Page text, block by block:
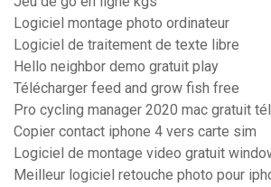
Logiciel montage photo ordinateur
Logiciel de traitement de texte libre
Hello neighbor demo gratuit play
Télécharger feed and grow fish free
Pro cycling manager 2020 mac gratuit
Copier contact iphone 4 vers carte sim
Logiciel de montage video gratuit
Meilleur logiciel retouche photo pour